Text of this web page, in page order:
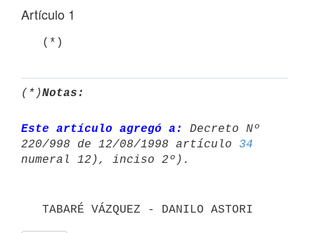
Artículo 1
   (*)
(*)Notas:
Este artículo agregó a:
Decreto Nº
220/998 de 12/08/1998 artículo 34